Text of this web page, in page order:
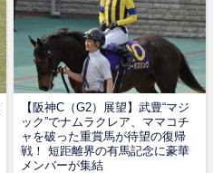
【阪神C（G2）展望】武豊“マジ
ック”でナムラクレア、ママコチ
ャを破った重賞馬が待望の復帰
戦！ 短距離界の有馬記念に豪華
メンバーが集結